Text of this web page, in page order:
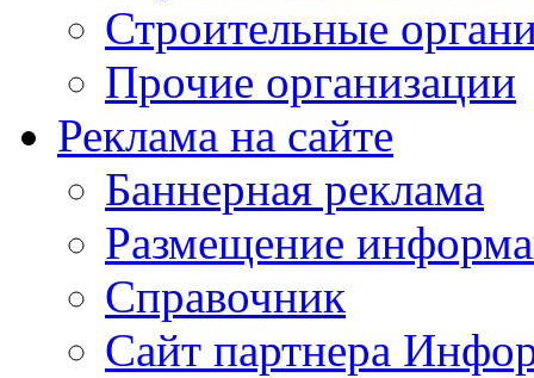
Строительные
Прочие организации
Реклама на сайте
Баннерная реклама
Размещение
Справочник
Сайт партнера